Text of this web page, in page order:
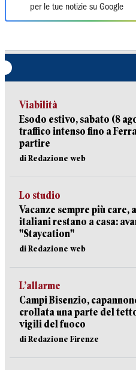
per le tue notizie su Google
Viabilità
Esodo estivo, sabato (8
traffico intenso fino a
partire
di Redazione web
Lo studio
Vacanze sempre più care,
italiani restano a casa:
"Staycation"
di Redazione web
L’allarme
Campi Bisenzio,
crollata una parte del
vigili del fuoco
di Redazione Firenze